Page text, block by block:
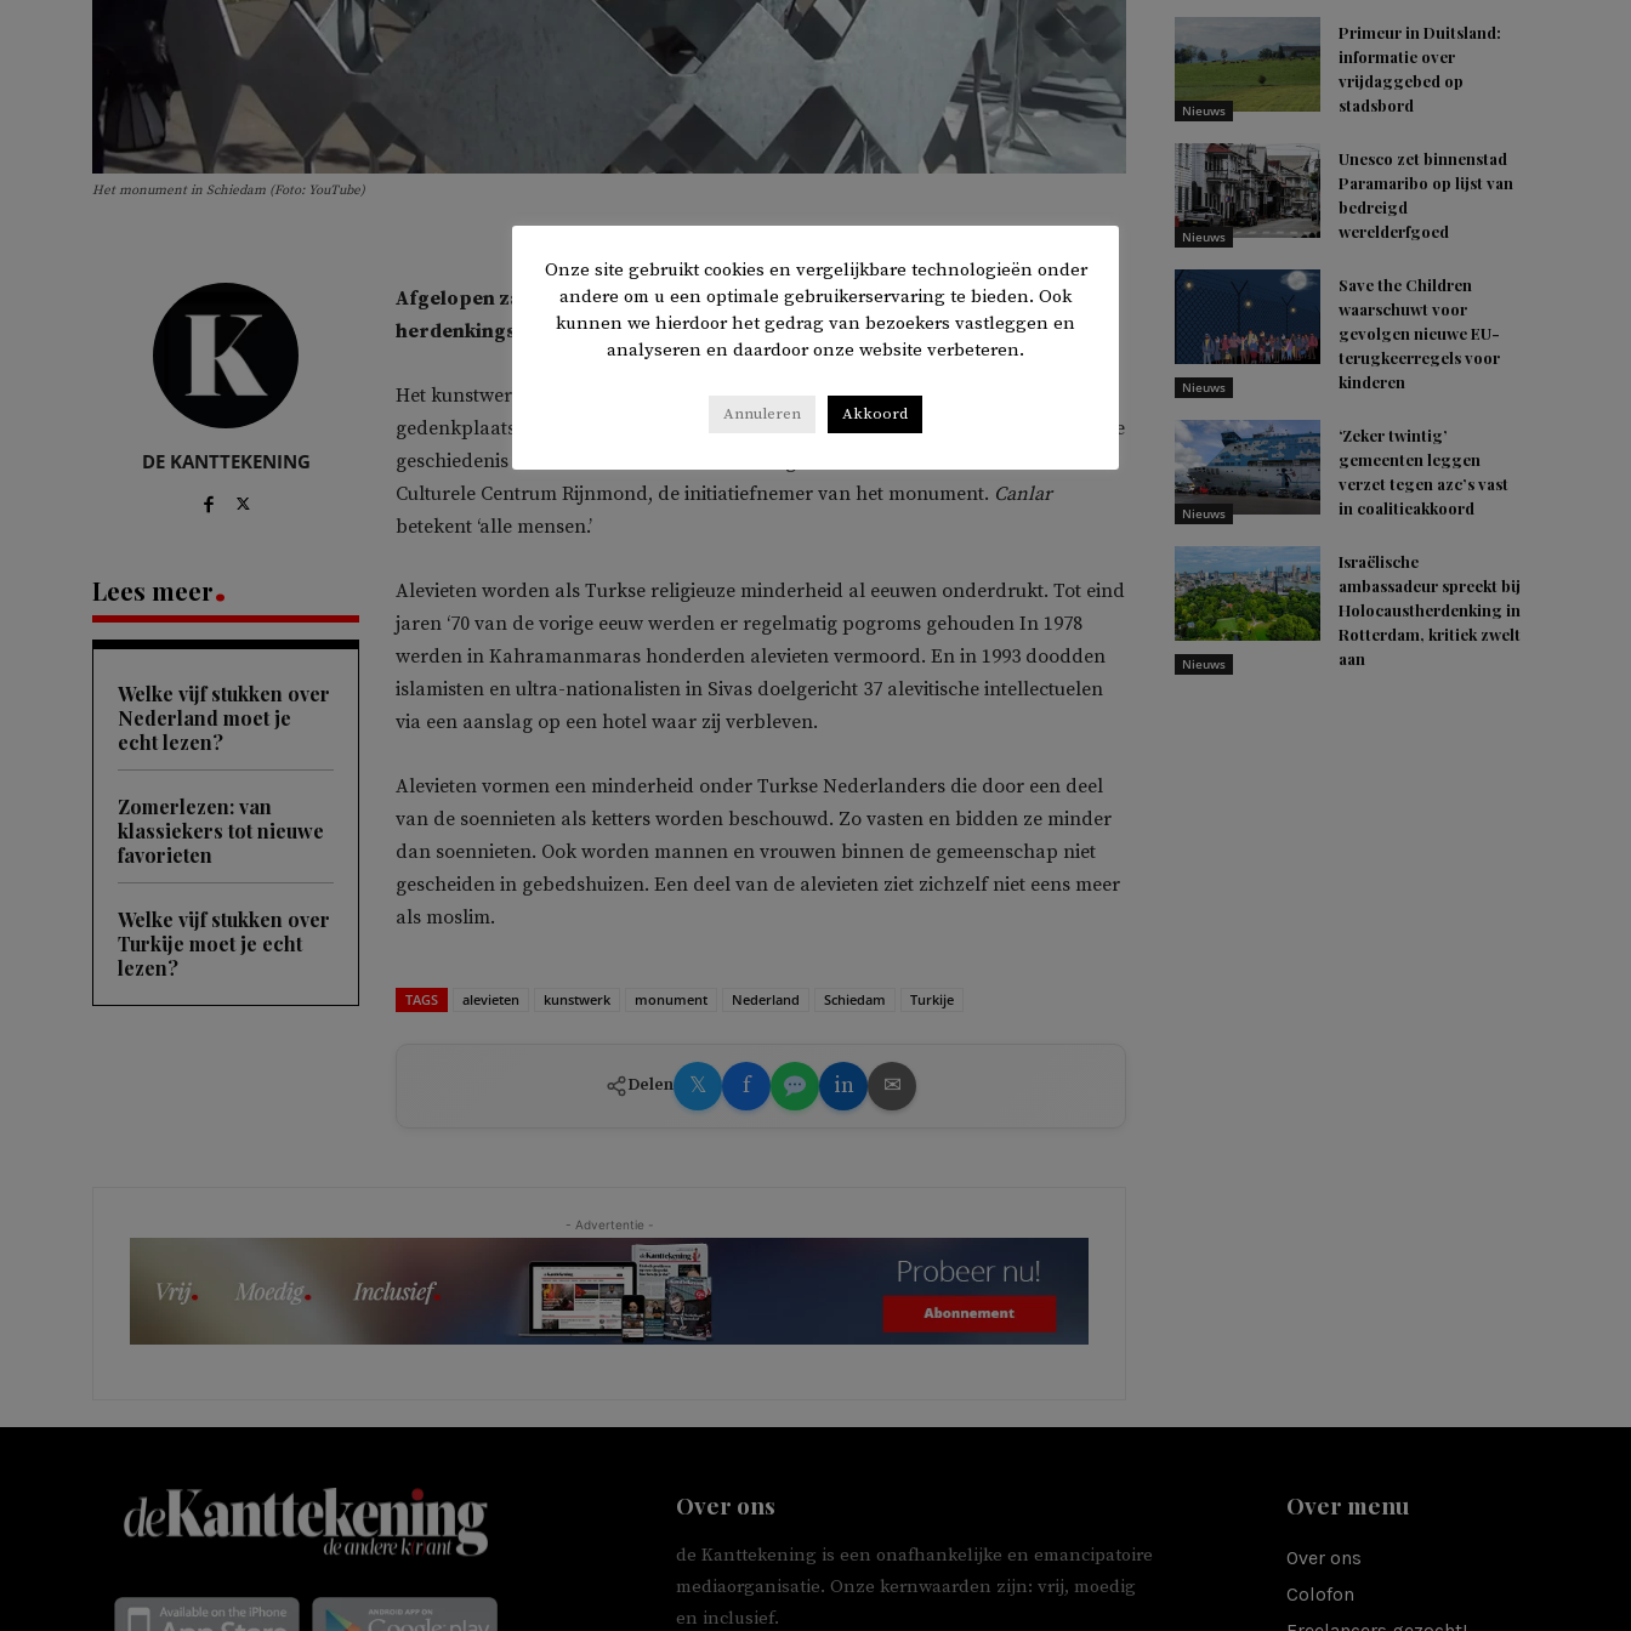
Het monument in Schiedam (Foto: YouTube)
DE KANTTEKENING
Lees meer
Welke vijf stukken over
Nederland moet je
echt lezen?
Zomerlezen: van
klassiekers tot nieuwe
favorieten
Welke vijf stukken over
Turkije moet je echt
lezen?
Afgelopen zaterdag heeft de Schiedamse burgemeester Cor Lamers een
herdenkingsmonument onthuld voor de Nederlandse Alevieten.
Het kunstwerk
, gemaakt door kunstenaar Yasser Ballemans, is bedoeld als
gedenkplaats waar men stil kan staan bij memorabele momenten uit de alevitische
geschiedenis en het leed dat alevieten is aangedaan. Dat stelt het Alevitische
Culturele Centrum Rijnmond, de initiatiefnemer van het monument. Canlar
betekent ‘alle mensen.’
Alevieten worden als Turkse religieuze minderheid al eeuwen onderdrukt. Tot eind
jaren ‘70 van de vorige eeuw werden er regelmatig pogroms gehouden In 1978
werden in Kahramanmaras honderden alevieten vermoord. En in 1993 doodden
islamisten en ultra-nationalisten in Sivas doelgericht 37 alevitische intellectuelen
via een aanslag op een hotel waar zij verbleven.
Alevieten vormen een minderheid onder Turkse Nederlanders die door een deel
van de soennieten als ketters worden beschouwd. Zo vasten en bidden ze minder
dan soennieten. Ook worden mannen en vrouwen binnen de gemeenschap niet
gescheiden in gebedshuizen. Een deel van de alevieten ziet zichzelf niet eens meer
als moslim.
TAGS alevieten kunstwerk monument Nederland Schiedam Turkije
Delen 𝕏 f in ✉
- Advertentie -
Nieuws
Primeur in Duitsland:
informatie over
vrijdaggebed op
stadsbord
Nieuws
Unesco zet binnenstad
Paramaribo op lijst van
bedreigd
werelderfgoed
Nieuws
Save the Children
waarschuwt voor
gevolgen nieuwe EU-
terugkeerregels voor
kinderen
Nieuws
‘Zeker twintig’
gemeenten leggen
verzet tegen azc’s vast
in coalitieakkoord
Nieuws
Israëlische
ambassadeur spreekt bij
Holocaustherdenking in
Rotterdam, kritiek zwelt
aan
Over ons
de Kanttekening is een onafhankelijke en emancipatoire
mediaorganisatie. Onze kernwaarden zijn: vrij, moedig
en inclusief.
Over menu
Over ons
Colofon
Onze site gebruikt cookies en vergelijkbare technologieën onder
andere om u een optimale gebruikerservaring te bieden. Ook
kunnen we hierdoor het gedrag van bezoekers vastleggen en
analyseren en daardoor onze website verbeteren.
Annuleren Akkoord